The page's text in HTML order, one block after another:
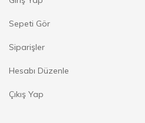
Sepeti Gör
Siparişler
Hesabı Düzenle
Çıkış Yap